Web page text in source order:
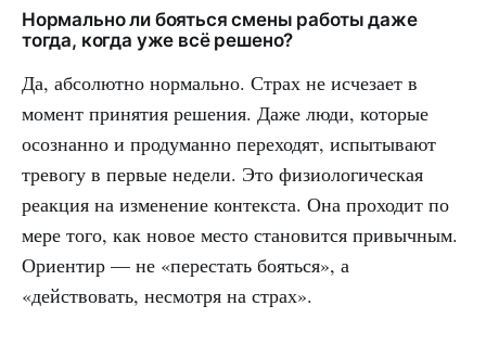
Нормально ли бояться смены работы даже
тогда, когда уже всё решено?
Да, абсолютно нормально. Страх не исчезает в
момент принятия решения. Даже люди, которые
осознанно и продуманно переходят, испытывают
тревогу в первые недели. Это физиологическая
реакция на изменение контекста. Она проходит по
мере того, как новое место становится привычным.
Ориентир — не «перестать бояться», а
«действовать, несмотря на страх».